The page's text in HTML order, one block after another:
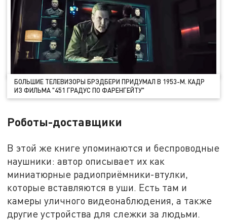
БОЛЬШИЕ ТЕЛЕВИЗОРЫ БРЭДБЕРИ ПРИДУМАЛ В 1953-М. КАДР
ИЗ ФИЛЬМА "451 ГРАДУС ПО ФАРЕНГЕЙТУ"
Роботы-доставщики
В этой же книге упоминаются и беспроводные
наушники: автор описывает их как
миниатюрные радиоприёмники-втулки,
которые вставляются в уши. Есть там и
камеры уличного видеонаблюдения, а также
другие устройства для слежки за людьми.